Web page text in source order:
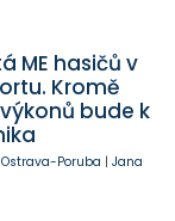
ME hasičů v
Kromě
bude k
Ostrava-Poruba | Jana